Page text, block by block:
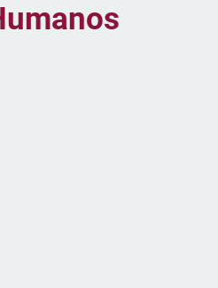
Carreteras Comunidad